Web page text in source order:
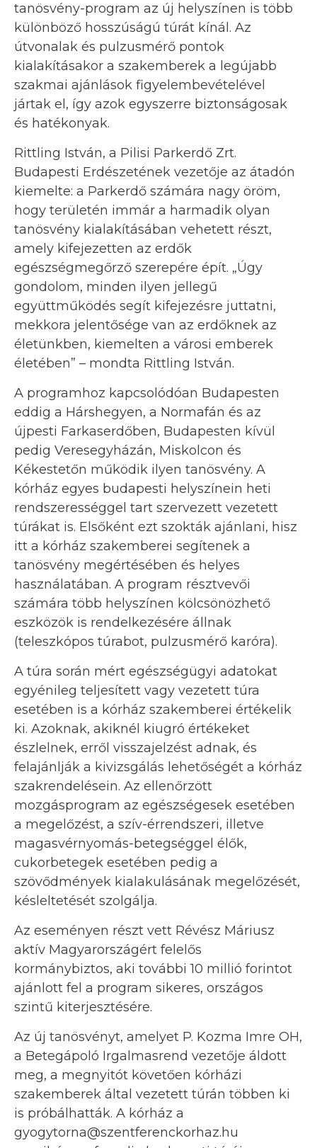
tanösvény-program az új helyszínen is több
különböző hosszúságú túrát kínál. Az
útvonalak és pulzusmérő pontok
kialakításakor a szakemberek a legújabb
szakmai ajánlások figyelembevételével
jártak el, így azok egyszerre biztonságosak
és hatékonyak.
Rittling István, a Pilisi Parkerdő Zrt.
Budapesti Erdészetének vezetője az átadón
kiemelte: a Parkerdő számára nagy öröm,
hogy területén immár a harmadik olyan
tanösvény kialakításában vehetett részt,
amely kifejezetten az erdők
egészségmegőrző szerepére épít. „Úgy
gondolom, minden ilyen jellegű
együttműködés segít kifejezésre juttatni,
mekkora jelentősége van az erdőknek az
életünkben, kiemelten a városi emberek
életében” – mondta Rittling István.
A programhoz kapcsolódóan Budapesten
eddig a Hárshegyen, a Normafán és az
újpesti Farkaserdőben, Budapesten kívül
pedig Veresegyházán, Miskolcon és
Kékestetőn működik ilyen tanösvény. A
kórház egyes budapesti helyszínein heti
rendszerességgel tart szervezett vezetett
túrákat is. Elsőként ezt szokták ajánlani, hisz
itt a kórház szakemberei segítenek a
tanösvény megértésében és helyes
használatában. A program résztvevői
számára több helyszínen kölcsönözhető
eszközök is rendelkezésére állnak
(teleszkópos túrabot, pulzusmérő karóra).
A túra során mért egészségügyi adatokat
egyénileg teljesített vagy vezetett túra
esetében is a kórház szakemberei értékelik
ki. Azoknak, akiknél kiugró értékeket
észlelnek, erről visszajelzést adnak, és
felajánlják a kivizsgálás lehetőségét a kórház
szakrendelésein. Az ellenőrzött
mozgásprogram az egészségesek esetében
a megelőzést, a szív-érrendszeri, illetve
magasvérnyomás-betegséggel élők,
cukorbetegek esetében pedig a
szövődmények kialakulásának megelőzését,
késleltetését szolgálja.
Az eseményen részt vett Révész Máriusz
aktív Magyarországért felelős
kormánybiztos, aki további 10 millió forintot
ajánlott fel a program sikeres, országos
szintű kiterjesztésére.
Az új tanösvényt, amelyet P. Kozma Imre OH,
a Betegápoló Irgalmasrend vezetője áldott
meg, a megnyitót követően kórházi
szakemberek által vezetett túrán többen ki
is próbálhatták. A kórház a
gyogytorna@szentferenckorhaz.hu